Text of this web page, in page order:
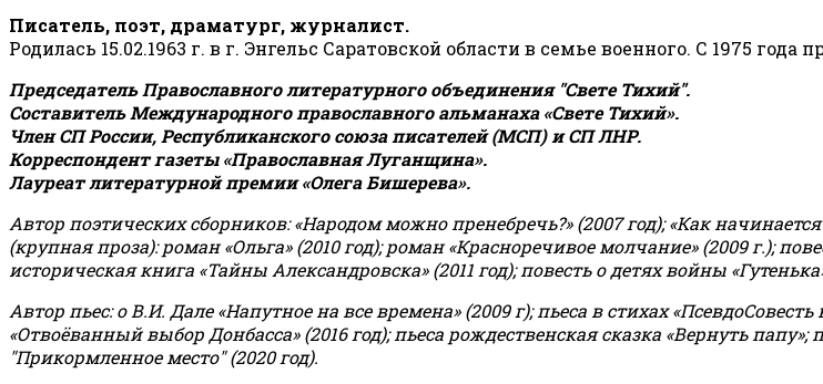
Писатель, поэт, драматург, журналист.
Родилась 15.02.1963 г. в г. Энгельс Саратовской области в семье военного. С 1975 года
Председатель Православного литературного объединения "Свете Тихий".
Составитель Международного православного альманаха «Свете Тихий».
Член СП России, Республиканского союза писателей (МСП) и СП ЛНР.
Корреспондент газеты «Православная Луганщина».
Лауреат литературной премии «Олега Бишерева».
Автор поэтических сборников: «Народом можно пренебречь?» (2007 год); «Как начинается
(крупная проза): роман «Ольга» (2010 год); роман «Красноречивое молчание» (2009 г.);
историческая книга «Тайны Александровска» (2011 год); повесть о детях войны
Автор пьес: о В.И. Дале «Напутное на все времена» (2009 г); пьеса в стихах
«Отвоёванный выбор Донбасса» (2016 год); пьеса рождественская сказка «Вернуть папу»;
"Прикормленное место" (2020 год).